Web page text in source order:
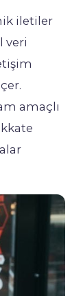
iletiler
veri
amaçlı